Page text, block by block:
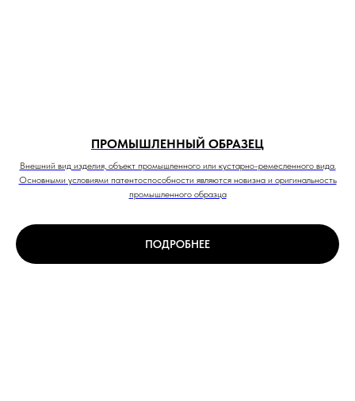
ПРОМЫШЛЕННЫЙ ОБРАЗЕЦ
Внешний вид изделия, объект промышленного или кустарно-ремесленного вида.
Основными условиями патентоспособности являются новизна и оригинальность
промышленного образца
ПОДРОБНЕЕ